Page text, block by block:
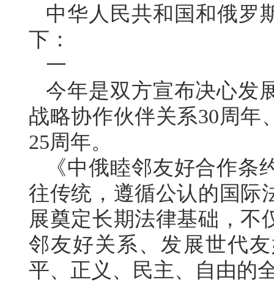
中华人民共和国和俄罗
下：
一
今年是双方宣布决心发
战略协作伙伴关系30周年
25周年。
《中俄睦邻友好合作
往传统，遵循公认的国际
展奠定长期法律基础，不
邻友好关系、发展世代
平、正义、民主、自由的